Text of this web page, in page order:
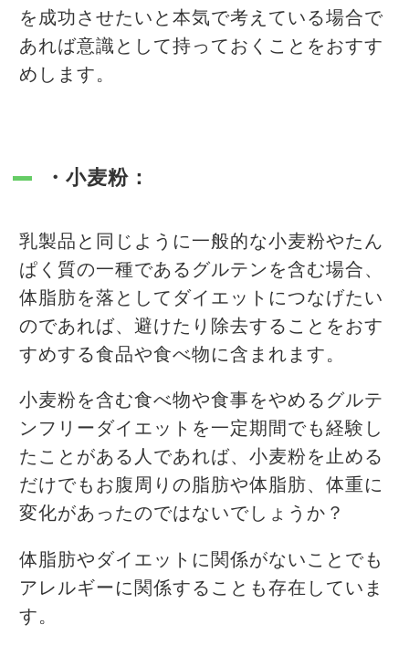
を成功させたいと本気で考えている場合で
あれば意識として持っておくことをおすす
めします。
・小麦粉：
乳製品と同じように一般的な小麦粉やたん
ぱく質の一種であるグルテンを含む場合、
体脂肪を落としてダイエットにつなげたい
のであれば、避けたり除去することをおす
すめする食品や食べ物に含まれます。
小麦粉を含む食べ物や食事をやめるグルテ
ンフリーダイエットを一定期間でも経験し
たことがある人であれば、小麦粉を止める
だけでもお腹周りの脂肪や体脂肪、体重に
変化があったのではないでしょうか？
体脂肪やダイエットに関係がないことでも
アレルギーに関係することも存在していま
す。